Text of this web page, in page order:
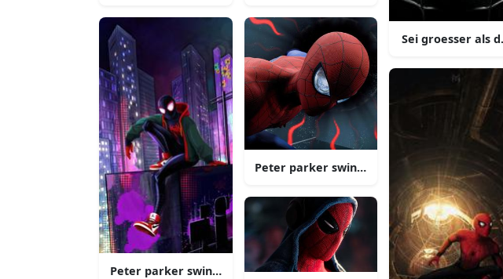
Peter parker swingt in die handlung als spiderman
Peter parker swingt in die handlung
Sei groesser als